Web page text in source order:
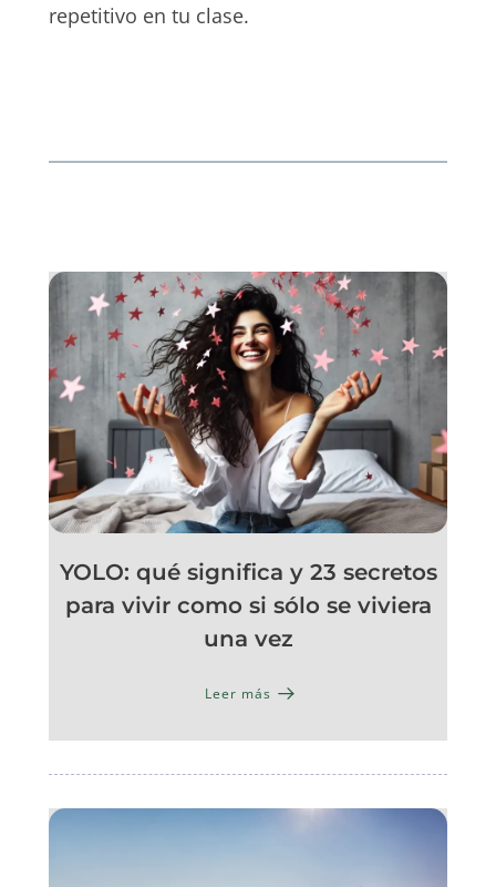
repetitivo en tu clase.
YOLO: qué significa y 23 secretos
para vivir como si sólo se viviera
una vez
Leer más